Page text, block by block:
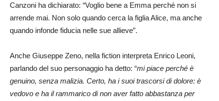
Canzoni ha dichiarato: “Voglio bene a Emma perché non si
arrende mai. Non solo quando cerca la figlia Alice, ma anche
quando infonde fiducia nelle sue allieve”.
Anche Giuseppe Zeno, nella fiction interpreta Enrico Leoni,
parlando del suo personaggio ha detto: “mi piace perché è
genuino, senza malizia. Certo, ha i suoi trascorsi di dolore: è
vedovo e ha il rammarico di non aver fatto abbastanza per